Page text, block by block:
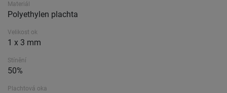
Materiál
Polyethylen plachta
Velikost ok
1 x 3 mm
Stínění
50%
Plachtová oka